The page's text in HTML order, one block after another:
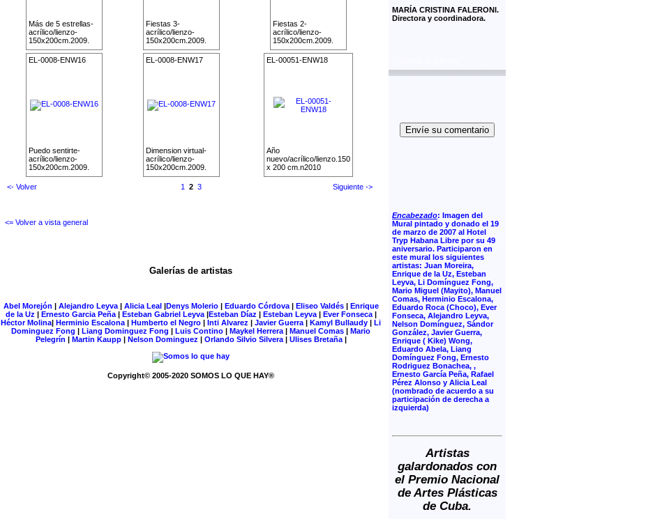
Más de 5 estrellas-
acrílico/lienzo-
150x200cm.2009.
Fiestas 3-
acrílico/lienzo-
150x200cm.2009.
Fiestas 2-
acrílico/lienzo-
150x200cm.2009.
EL-0008-ENW16
Puedo sentirte-
acrílico/lienzo-
150x200cm.2009.
EL-0008-ENW17
Dimension virtual-
acrílico/lienzo-
150x200cm.2009.
EL-00051-ENW18
Año
nuevo/acrílico/lienzo.150
x 200 cm.n2010
<- Volver 1 2 3 Siguiente ->
<= Volver a vista general
Galerías de artistas
Abel Morejón | Alejandro Leyva| Alicia Leal|Denys Molerio| Eduardo Córdova| Eliseo Valdés| Enrique
de la Uz | Ernesto Garcia Peña| Esteban Gabriel Leyva|Esteban Díaz | Esteban Leyva| Ever Fonseca|
Héctor Molina| Herminio Escalona | Humberto el Negro | Inti Alvarez | Javier Guerra | Kamyl Bullaudy | Li
Dominguez Fong | Liang Dominguez Fong | Luis Contino | Maykel Herrera | Manuel Comas | Mario
Pelegrín | Martin Kaupp| Nelson Dominguez | Orlando Silvio Silvera| Ulises Bretaña|
Copyright© 2005-2020 SOMOS LO QUE HAY®
MARÍA CRISTINA FALERONI.
Directora y coordinadora.
Envíe su comentario
Encabezado: Imagen del
Mural pintado y donado el 19
de marzo de 2007 al Hotel
Tryp Habana Libre por su 49
aniversario. Participaron en
este mural los siguientes
artistas: Juan Moreira,
Enrique de la Uz, Esteban
Leyva, Li Domínguez Fong,
Mario Miguel (Mayito), Manuel
Comas, Herminio Escalona,
Eduardo Roca (Choco), Ever
Fonseca, Alejandro Leyva,
Nelson Domínguez, Sándor
González, Javier Guerra,
Enrique ( Kike) Wong,
Eduardo Abela, Liang
Domínguez Fong, Ernesto
Rodriguez Bonachea, ,
Ernesto García Peña, Rafael
Pérez Alonso y Alicia Leal
(nombrado de acuerdo a su
participación de derecha a
izquierda)
Artistas
galardonados con
el Premio Nacional
de Artes Plásticas
de Cuba.